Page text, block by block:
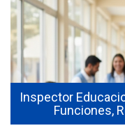
Guía Completa de
2026